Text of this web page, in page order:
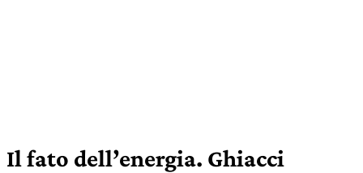
Il fato dell’energia. Ghiacci